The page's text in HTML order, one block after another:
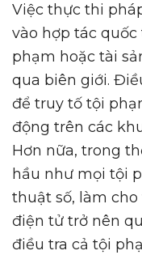
Việc thực thi
vào hợp tác
phạm hoặc tài
qua biên giới.
để truy tố tội
động trên các
Hơn nữa, trong
hầu như mọi tội
thuật số, làm
điện tử trở nên
điều tra cả tội